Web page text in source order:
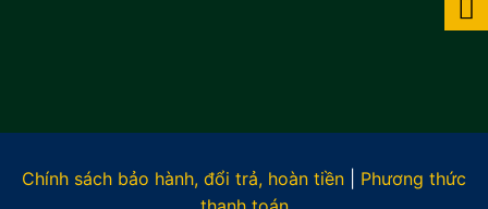
Chính sách bảo hành, đổi trả, hoàn tiền
Phương thức